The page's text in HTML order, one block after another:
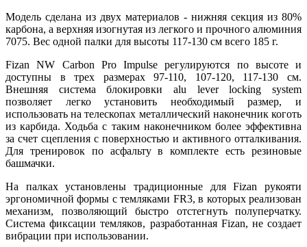
Модель сделана из двух материалов - нижняя секция из 80%
карбона, а верхняя изогнутая из легкого и прочного алюминия
7075. Вес одной палки для высоты 117-130 см всего 185 г.
Fizan NW Carbon Pro Impulse регулируются по высоте и
доступны в трех размерах 97-110, 107-120, 117-130 см.
Внешняя система блокировки alu lever locking system
позволяет легко установить необходимый размер, и
использовать на телескопах металлический наконечник коготь
из карбида. Ходьба с таким наконечником более эффективна
за счет сцепления с поверхностью и активного отталкивания.
Для тренировок по асфальту в комплекте есть резиновые
башмачки.
На палках установлены традиционные для Fizan рукояти
эргономичной формы с темляками FR3, в которых реализован
механизм, позволяющий быстро отстегнуть полуперчатку.
Система фиксации темляков, разработанная Fizan, не создает
вибрации при использовании.